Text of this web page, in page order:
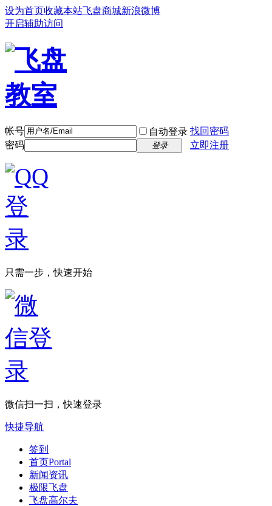
设为首页收藏本站飞盘商城新浪微博
开启辅助访问
帐号 自动登录 找回密码
密码
登录 立即注册
只需一步，快速开始
微信扫一扫，快速登录
快捷导航
签到
首页Portal
新闻资讯
极限飞盘
飞盘高尔夫